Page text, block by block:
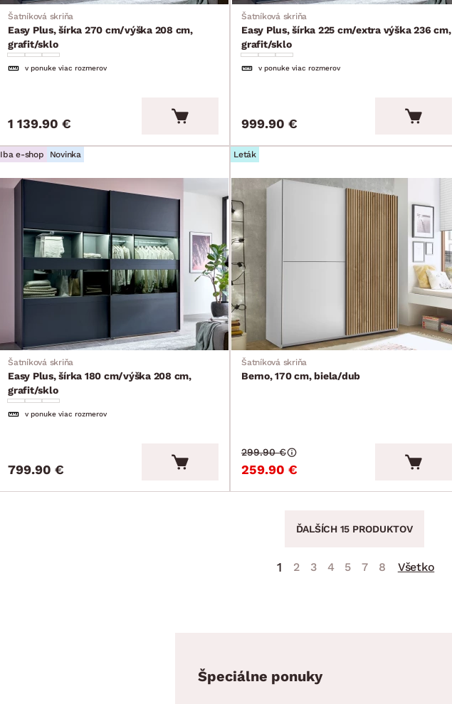
Šatníková skriňa
Easy Plus, šírka 270 cm/výška 208 cm,
grafit/sklo
v ponuke viac rozmerov
1 139.90 €
Šatníková skriňa
Easy Plus, šírka 225 cm/extra výška 236 cm,
grafit/sklo
v ponuke viac rozmerov
999.90 €
Iba e-shop Novinka
Šatníková skriňa
Easy Plus, šírka 180 cm/výška 208 cm,
grafit/sklo
v ponuke viac rozmerov
799.90 €
Leták
Šatníková skriňa
Berno, 170 cm, biela/dub
259.90 €
299.90 €
ĎALŠÍCH 15 PRODUKTOV
1 2 3 4 5 7 8 Všetko
Špeciálne ponuky